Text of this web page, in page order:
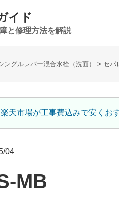
イド
と修理方法を解説
ングルレバー混合水栓（洗面） > セパ
天市場が工事費込みで安くお
04
MB